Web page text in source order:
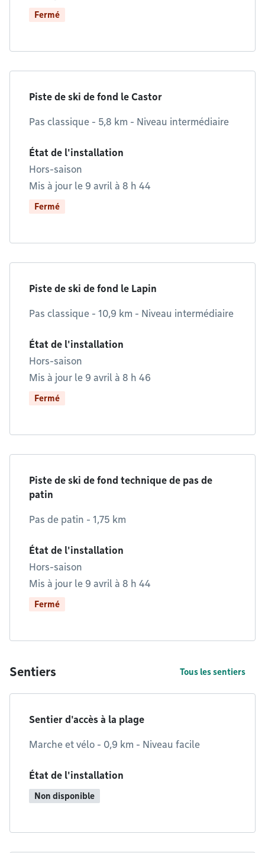
Fermé
Piste de ski de fond le Castor
Pas classique - 5,8 km - Niveau intermédiaire
État de l'installation
Hors-saison
Mis à jour le 9 avril à 8 h 44
Fermé
Piste de ski de fond le Lapin
Pas classique - 10,9 km - Niveau intermédiaire
État de l'installation
Hors-saison
Mis à jour le 9 avril à 8 h 46
Fermé
Piste de ski de fond technique de pas de
patin
Pas de patin - 1,75 km
État de l'installation
Hors-saison
Mis à jour le 9 avril à 8 h 44
Fermé
Sentiers Tous les sentiers
Sentier d'accès à la plage
Marche et vélo - 0,9 km - Niveau facile
État de l'installation
Non disponible